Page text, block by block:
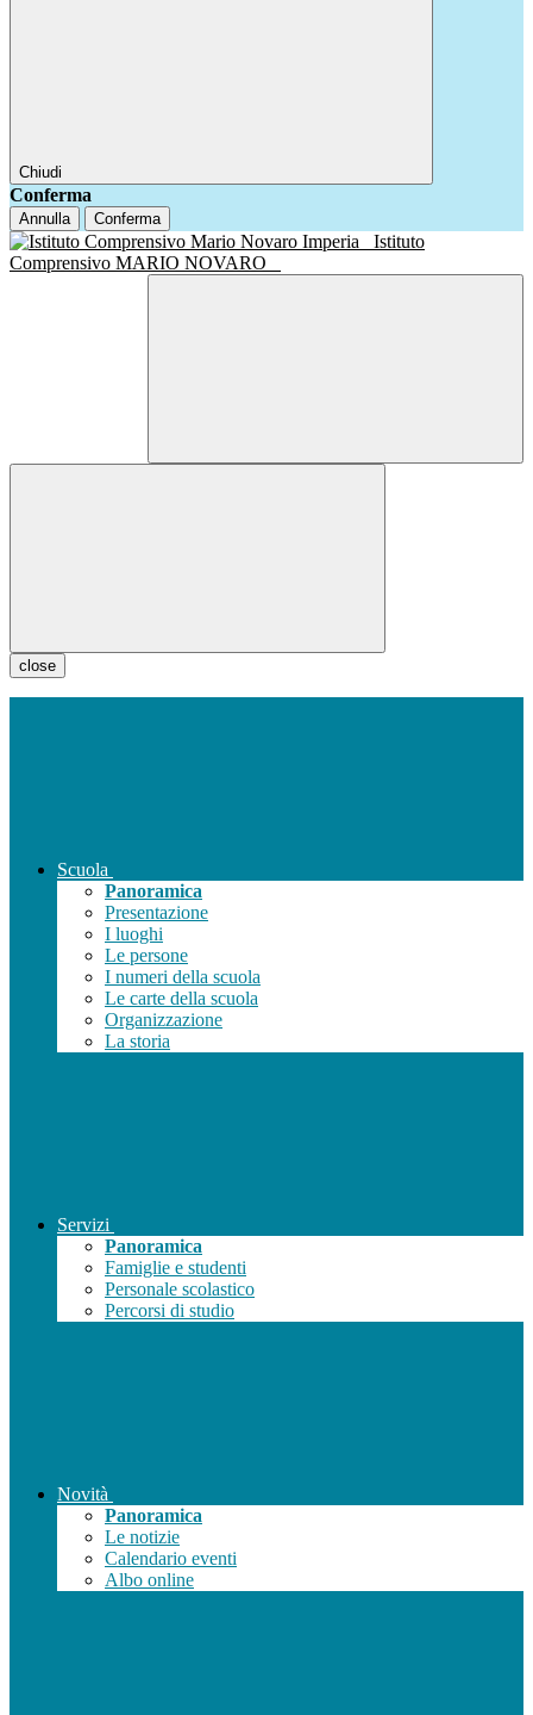
Chiudi
Conferma
Annulla Conferma
Istituto
Comprensivo MARIO NOVARO
close
Scuola
Panoramica
Presentazione
I luoghi
Le persone
I numeri della scuola
Le carte della scuola
Organizzazione
La storia
Servizi
Panoramica
Famiglie e studenti
Personale scolastico
Percorsi di studio
Novità
Panoramica
Le notizie
Calendario eventi
Albo online